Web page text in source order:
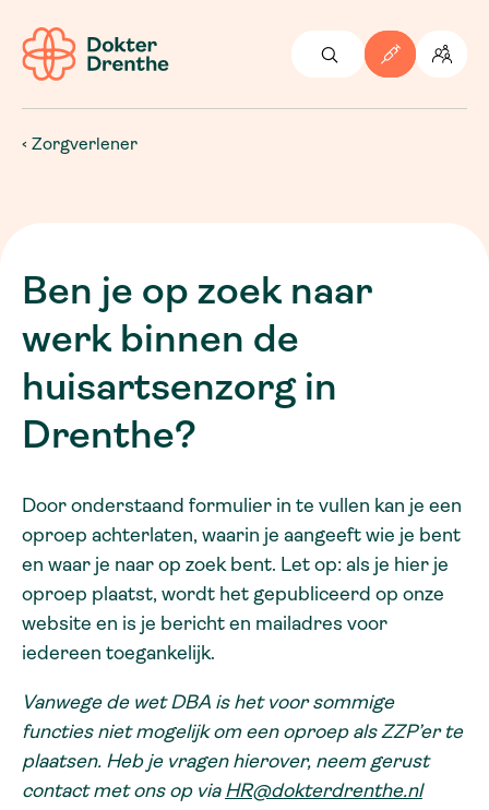
Zorgverlener
Ben je op zoek naar
werk binnen de
huisartsenzorg in
Drenthe?
Door onderstaand formulier in te vullen kan je een
oproep achterlaten, waarin je aangeeft wie je bent
en waar je naar op zoek bent. Let op: als je hier je
oproep plaatst, wordt het gepubliceerd op onze
website en is je bericht en mailadres voor
iedereen toegankelijk.
Vanwege de wet DBA is het voor sommige
functies niet mogelijk om een oproep als ZZP’er te
plaatsen. Heb je vragen hierover, neem gerust
contact met ons op via HR@dokterdrenthe.nl